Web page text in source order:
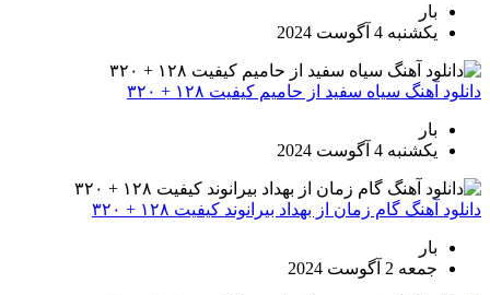
بار
یکشنبه 4 آگوست 2024
آهنگ سیاه سفید از حامیم کیفیت ۱۲۸ + ۳۲۰
بار
یکشنبه 4 آگوست 2024
آهنگ گام زمان از بهداد بیرانوند کیفیت ۱۲۸ + ۳۲۰
بار
جمعه 2 آگوست 2024